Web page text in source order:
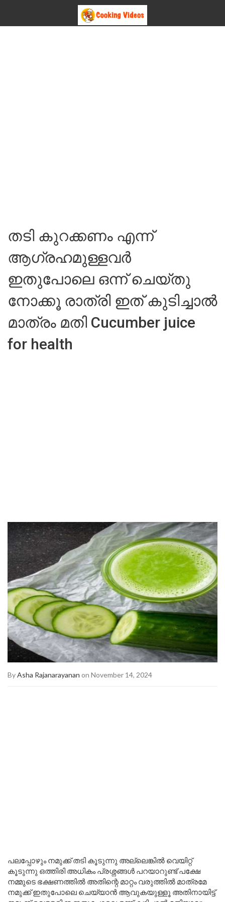
തടി കുറക്കണം എന്ന്
ആഗ്രഹമുള്ളവർ
ഇതുപോലെ ഒന്ന് ചെയ്തു
നോക്കൂ രാത്രി ഇത് കുടിച്ചാൽ
മാത്രം മതി Cucumber juice
for health
ByAsha Rajanarayanan on November 14, 2024
പലപ്പോഴും നമുക്ക് തടി കൂടുന്നു അല്ലെങ്കിൽ വെയിറ്റ്
കൂടുന്നു ഒത്തിരി അധികം പ്രശ്നങ്ങൾ പറയാറുണ്ട് പക്ഷേ
നമ്മുടെ ഭക്ഷണത്തിൽ അതിന്റെ മാറ്റം വരുത്തിൽ മാത്രമേ
നമുക്ക് ഇതുപോലെ ചെയ്യാൻ ആവുകയുള്ളൂ അതിനായിട്ട്